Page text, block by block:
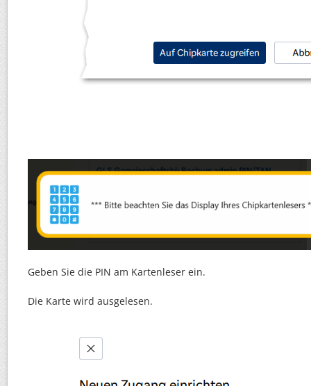
Geben Sie die PIN am Kartenleser ein.
Die Karte wird ausgelesen.